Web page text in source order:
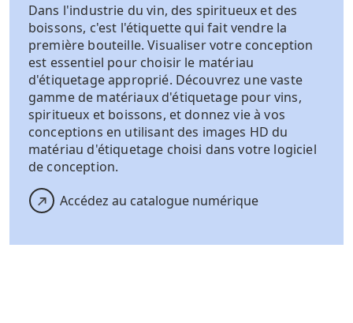
Dans l'industrie du vin, des spiritueux et des
boissons, c'est l'étiquette qui fait vendre la
première bouteille. Visualiser votre conception
est essentiel pour choisir le matériau
d'étiquetage approprié. Découvrez une vaste
gamme de matériaux d'étiquetage pour vins,
spiritueux et boissons, et donnez vie à vos
conceptions en utilisant des images HD du
matériau d'étiquetage choisi dans votre logiciel
de conception.
Accédez au catalogue numérique